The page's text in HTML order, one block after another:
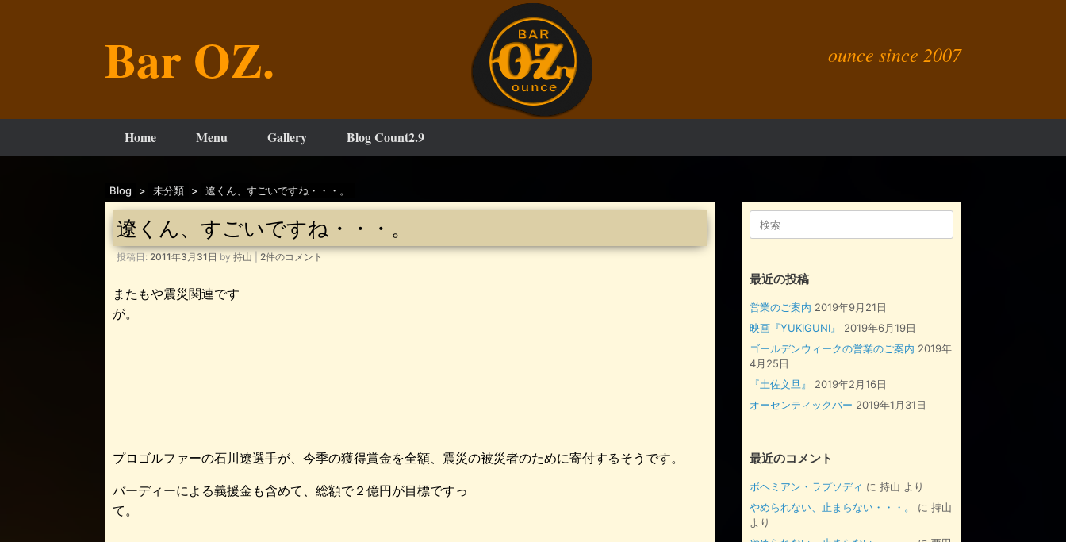
Bar OZ. ounce since 2007
Home Menu Gallery Blog Count2.9
Blog > 未分類 > 遼くん、すごいですね・・・。
遼くん、すごいですね・・・。
投稿日: 2011年3月31日 by 持山 2件のコメント
またもや震災関連です
が。
プロゴルファーの石川遼選手が、今季の獲得賞金を全額、震災の被災者のために寄付するそうです。
バーディーによる義援金も含めて、総額で２億円が目標ですっ
て。
最近の投稿
営業のご案内 2019年9月21日
映画『YUKIGUNI』
2019年6月19日
ゴールデンウィークの営業のご案内 2019年
4月25日
『土佐文旦』
2019年2月16日
オーセンティックバー 2019年1月31日
最近のコメント
ボヘミアン・ラプソディ に持山 より
やめられない、止まらない・・・。
に持山
より